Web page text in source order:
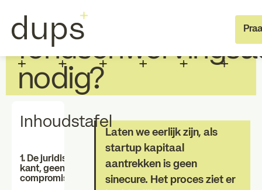
Full deal execution
Heb je echt een
nodig?
Inhoudstafel
1. De juridische
kant, geen
compromissen
Laten we eerlijk zijn, als
startup kapitaal
aantrekken is geen
sinecure. Het proces ziet er